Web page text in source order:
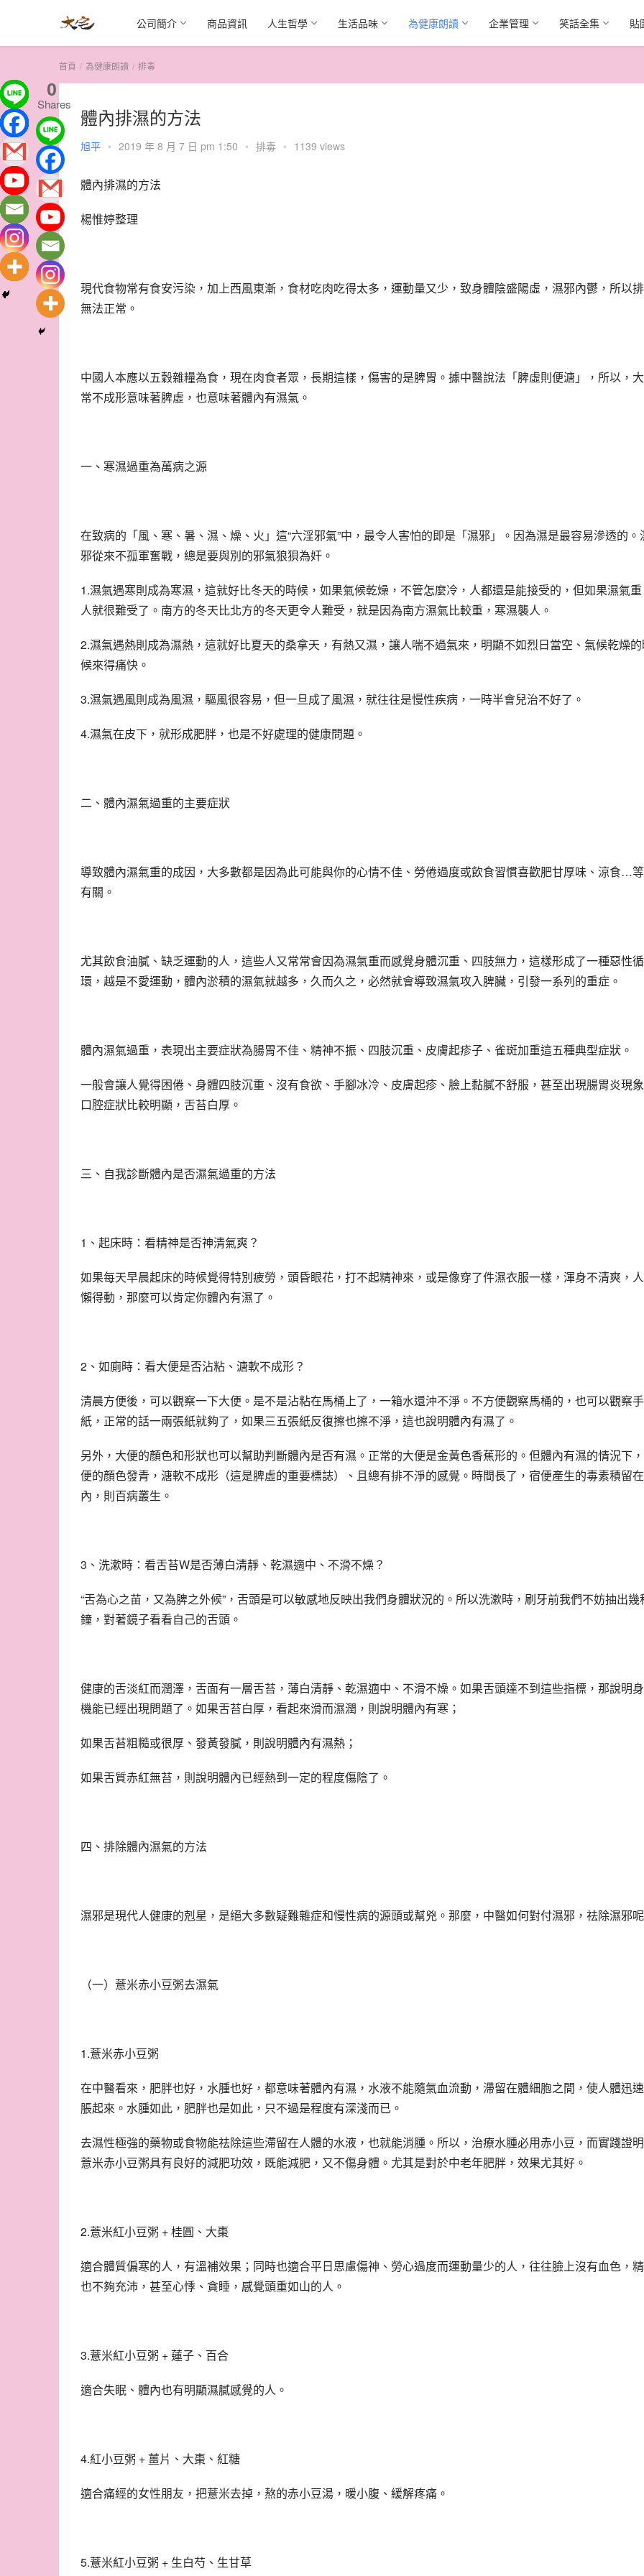
公司簡介 商品資訊 人生哲學 生活品味 為健康朗讀 企業管理 笑話全集 貼
首頁 為健康朗讀 排毒
體內排濕的方法
旭平 • 2019 年 8 月 7 日 pm 1:50 • 排毒 • 1139 views
體內排濕的方法
楊惟婷整理
現代食物常有食安污染，加上西風東漸，食材吃肉吃得太多，運動量又少，致身體陰盛陽虛，濕邪內鬱，所以
無法正常。
中國人本應以五穀雜糧為食，現在肉食者眾，長期這樣，傷害的是脾胃。據中醫說法「脾虛則便溏」，所以，
常不成形意味著脾虛，也意味著體內有濕氣。
一、寒濕過重為萬病之源
在致病的「風、寒、暑、濕、燥、火」這“六淫邪氣”中，最令人害怕的即是「濕邪」。因為濕是最容易滲透的。
邪從來不孤軍奮戰，總是要與別的邪氣狼狽為奸。
1.濕氣遇寒則成為寒濕，這就好比冬天的時候，如果氣候乾燥，不管怎麼冷，人都還是能接受的，但如果濕氣
人就很難受了。南方的冬天比北方的冬天更令人難受，就是因為南方濕氣比較重，寒濕襲人。
2.濕氣遇熱則成為濕熱，這就好比夏天的桑拿天，有熱又濕，讓人喘不過氣來，明顯不如烈日當空、氣候乾燥
候來得痛快。
3.濕氣遇風則成為風濕，驅風很容易，但一旦成了風濕，就往往是慢性疾病，一時半會兒治不好了。
4.濕氣在皮下，就形成肥胖，也是不好處理的健康問題。
二、體內濕氣過重的主要症狀
導致體內濕氣重的成因，大多數都是因為此可能與你的心情不佳、勞倦過度或飲食習慣喜歡肥甘厚味、涼食…
有關。
尤其飲食油膩、缺乏運動的人，這些人又常常會因為濕氣重而感覺身體沉重、四肢無力，這樣形成了一種惡性循
環，越是不愛運動，體內淤積的濕氣就越多，久而久之，必然就會導致濕氣攻入脾臟，引發一系列的重症。
體內濕氣過重，表現出主要症狀為腸胃不佳、精神不振、四肢沉重、皮膚起疹子、雀斑加重這五種典型症狀。
一般會讓人覺得困倦、身體四肢沉重、沒有食欲、手腳冰冷、皮膚起疹、臉上黏膩不舒服，甚至出現腸胃炎現
口腔症狀比較明顯，舌苔白厚。
三、自我診斷體內是否濕氣過重的方法
1、起床時：看精神是否神清氣爽？
如果每天早晨起床的時候覺得特別疲勞，頭昏眼花，打不起精神來，或是像穿了件濕衣服一樣，渾身不清爽，
懶得動，那麼可以肯定你體內有濕了。
2、如廁時：看大便是否沾粘、溏軟不成形？
清晨方便後，可以觀察一下大便。是不是沾粘在馬桶上了，一箱水還沖不淨。不方便觀察馬桶的，也可以觀察手
紙，正常的話一兩張紙就夠了，如果三五張紙反復擦也擦不淨，這也說明體內有濕了。
另外，大便的顏色和形狀也可以幫助判斷體內是否有濕。正常的大便是金黃色香蕉形的。但體內有濕的情況下
便的顏色發青，溏軟不成形（這是脾虛的重要標誌）、且總有排不淨的感覺。時間長了，宿便產生的毒素積留
內，則百病叢生。
3、洗漱時：看舌苔W是否薄白清靜、乾濕適中、不滑不燥？
“舌為心之苗，又為脾之外候”，舌頭是可以敏感地反映出我們身體狀況的。所以洗漱時，刷牙前我們不妨抽出幾
鐘，對著鏡子看看自己的舌頭。
健康的舌淡紅而潤澤，舌面有一層舌苔，薄白清靜、乾濕適中、不滑不燥。如果舌頭達不到這些指標，那說明
機能已經出現問題了。如果舌苔白厚，看起來滑而濕潤，則說明體內有寒；
如果舌苔粗糙或很厚、發黃發膩，則說明體內有濕熱；
如果舌質赤紅無苔，則說明體內已經熱到一定的程度傷陰了。
四、排除體內濕氣的方法
濕邪是現代人健康的剋星，是絕大多數疑難雜症和慢性病的源頭或幫兇。那麼，中醫如何對付濕邪，祛除濕邪
（一）薏米赤小豆粥去濕氣
1.薏米赤小豆粥
在中醫看來，肥胖也好，水腫也好，都意味著體內有濕，水液不能隨氣血流動，滯留在體細胞之間，使人體迅
脹起來。水腫如此，肥胖也是如此，只不過是程度有深淺而已。
去濕性極強的藥物或食物能祛除這些滯留在人體的水液，也就能消腫。所以，治療水腫必用赤小豆，而實踐證
薏米赤小豆粥具有良好的減肥功效，既能減肥，又不傷身體。尤其是對於中老年肥胖，效果尤其好。
2.薏米紅小豆粥 + 桂圓、大棗
適合體質偏寒的人，有溫補效果；同時也適合平日思慮傷神、勞心過度而運動量少的人，往往臉上沒有血色，
也不夠充沛，甚至心悸、貪睡，感覺頭重如山的人。
3.薏米紅小豆粥 + 蓮子、百合
適合失眠、體內也有明顯濕膩感覺的人。
4.紅小豆粥 + 薑片、大棗、紅糖
適合痛經的女性朋友，把薏米去掉，熬的赤小豆湯，暖小腹、緩解疼痛。
5.薏米紅小豆粥 + 生白芍、生甘草
0
Shares